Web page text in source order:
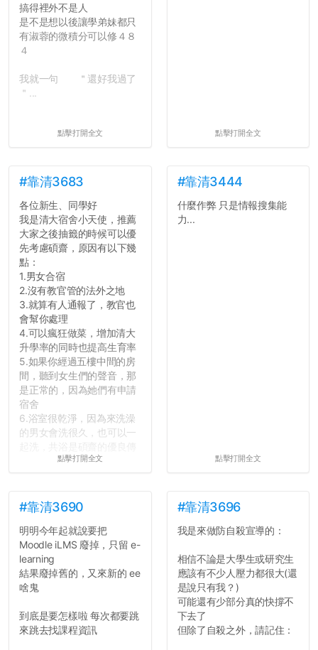
搞得裡外不是人
是不是想以後讓學弟妹都只
有淑蓉的微積分可以修４８
４
我就一句 ＂還好我過了
＂...
點擊打開全文 點擊打開全文
#靠清3683
各位新生、同學好
我是清大宿舍小天使，推薦
大家之後抽籤的時候可以優
先考慮碩齋，原因有以下幾
點：
1.男女合宿
2.沒有教官管的法外之地
3.就算有人通報了，教官也
會幫你處理
4.可以瘋狂做菜，增加清大
升學率的同時也提高生育率
5.如果你經過五樓中間的房
間，聽到女生們的聲音，那
是正常的，因為她們有申請
宿舍
6.浴室很乾淨，因為來洗澡
的男女會洗很久，也可以一
舍房間，都歡迎留言讓我知
道...
點擊打開全文
#靠清3444
什麼作弊 只是情報搜集能
力...
點擊打開全文
#靠清3690
明明今年起就說要把
Moodle iLMS 廢掉，只留 e-
learning
結果廢掉舊的，又來新的 ee
啥鬼
到底是要怎樣啦 每次都要跳
來跳去找課程資訊
#靠清3696
我是來做防自殺宣導的：
相信不論是大學生或研究生
應該有不少人壓力都很大(還
是說只有我？)
可能還有少部分真的快撐不
下去了
但除了自殺之外，請記住：